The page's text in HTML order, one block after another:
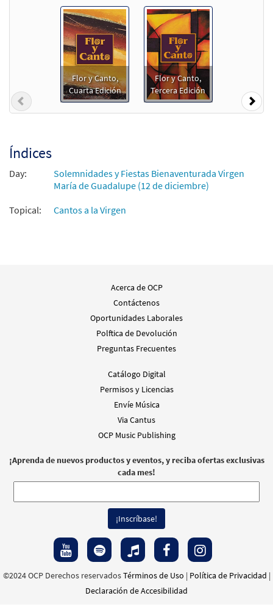
Agregar al carrito
La Virgen de Guadalupe [Acompañamiento
Teclado - Descargue]
from Flor y Canto tercera edición
$3.15 30108678 DIGITAL
La Virgen de Guadalupe [Acompañamiento
Guitarra - Descargue]
from Flor y Canto tercera edición
Muestra
DIGITAL
Agregar al carrito
La Virgen de Guadalupe [Letra y Acordes –
from Flor y Canto tercera edición
DIGITAL
La Virgen de Guadalupe [Coral –
DIGITAL
Agregar al carrito
Flor y Canto,
Cuarta Edición
Flor y Canto,
Tercera Edición
Previous
Índices
Day:
Solemnidades y Fiestas Bienaventurada Virgen
María de Guadalupe (12 de diciembre)
Topical:
Cantos a la Virgen
Acerca de OCP
Contáctenos
Oportunidades Laborales
Polftica de Devolución
Preguntas Frecuentes
Catálogo Digital
Permisos y Licencias
Envíe Música
Via Cantus
OCP Music Publishing
¡Aprenda de nuevos productos y eventos, y reciba ofertas exclusivas
cada mes!
©2024 OCP Derechos reservadosTérminos de Uso | Política de Privacidad |
Declaración de Accesibilidad